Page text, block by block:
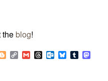
theblog!
BloggerCopy
Link
GmailThreadsOutlook.com
BlueskyTumblr